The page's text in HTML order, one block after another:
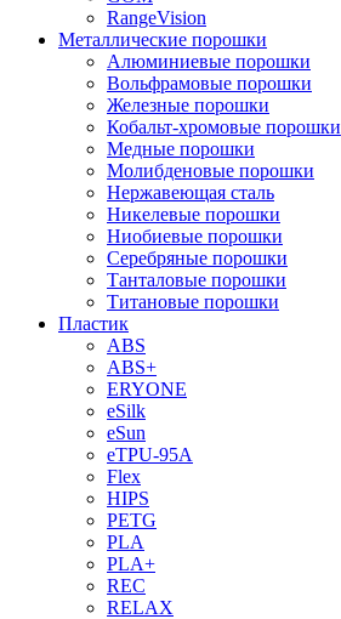
RangeVision
Металлические порошки
Алюминиевые порошки
Вольфрамовые порошки
Железные порошки
Кобальт-хромовые порошки
Медные порошки
Молибденовые порошки
Нержавеющая сталь
Никелевые порошки
Ниобиевые порошки
Серебряные порошки
Танталовые порошки
Титановые порошки
Пластик
ABS
ABS+
ERYONE
eSilk
eSun
eTPU-95A
Flex
HIPS
PETG
PLA
PLA+
REC
RELAX